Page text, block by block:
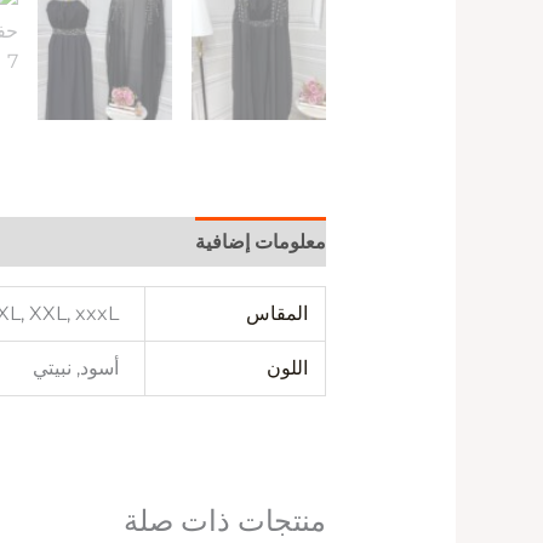
معلومات إضافية
المقاس XXL, xxxL
اللون أسود, نبيتي
منتجات ذات صلة